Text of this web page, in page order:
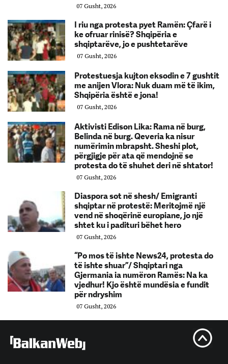
07 Gusht, 2026
I riu nga protesta pyet Ramën: Çfarë i
ke ofruar rinisë? Shqipëria e
shqiptarëve, jo e pushtetarëve
07 Gusht, 2026
Protestuesja kujton eksodin e 7 gushtit
me anijen Vlora: Nuk duam më të ikim,
Shqipëria është e jona!
07 Gusht, 2026
Aktivisti Edison Lika: Rama në burg,
Belinda në burg. Qeveria ka nisur
numërimin mbrapsht. Sheshi plot,
përgjigje për ata që mendojnë se
protesta do të shuhet deri në shtator!
07 Gusht, 2026
Diaspora sot në shesh/ Emigranti
shqiptar në protestë: Meritojmë një
vend në shoqërinë europiane, jo një
shtet ku i padituri bëhet hero
07 Gusht, 2026
“Po mos të ishte News24, protesta do
të ishte shuar”/ Shqiptari nga
Gjermania ia numëron Ramës: Na ka
vjedhur! Kjo është mundësia e fundit
për ndryshim
07 Gusht, 2026